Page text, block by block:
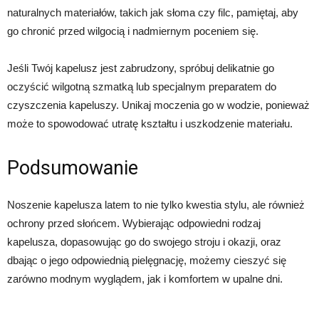
naturalnych materiałów, takich jak słoma czy filc, pamiętaj, aby
go chronić przed wilgocią i nadmiernym poceniem się.
Jeśli Twój kapelusz jest zabrudzony, spróbuj delikatnie go
oczyścić wilgotną szmatką lub specjalnym preparatem do
czyszczenia kapeluszy. Unikaj moczenia go w wodzie, ponieważ
może to spowodować utratę kształtu i uszkodzenie materiału.
Podsumowanie
Noszenie kapelusza latem to nie tylko kwestia stylu, ale również
ochrony przed słońcem. Wybierając odpowiedni rodzaj
kapelusza, dopasowując go do swojego stroju i okazji, oraz
dbając o jego odpowiednią pielęgnację, możemy cieszyć się
zarówno modnym wyglądem, jak i komfortem w upalne dni.